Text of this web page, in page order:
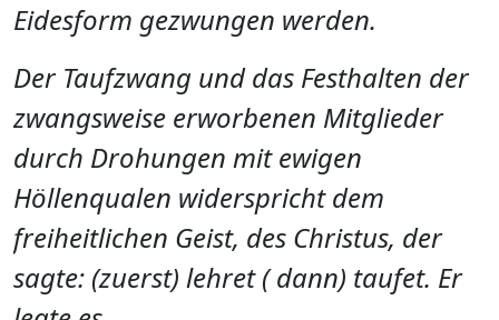
Eidesform gezwungen werden.
Der Taufzwang und das Festhalten der
zwangsweise erworbenen Mitglieder
durch Drohungen mit ewigen
Höllenqualen widerspricht dem
freiheitlichen Geist, des Christus, der
sagte: (zuerst) lehret ( dann) taufet. Er